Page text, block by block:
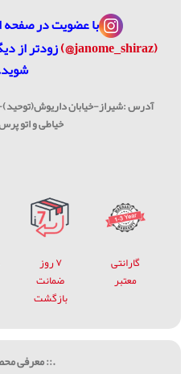
با عضویت درصفحه
(janome_shiraz@)
زودتر از
آدرس :شیراز-خیابان
خیاطی و اتو
گارانتی
معتبر
۷ روز
ضمانت
بازگشت
.:: معرفی